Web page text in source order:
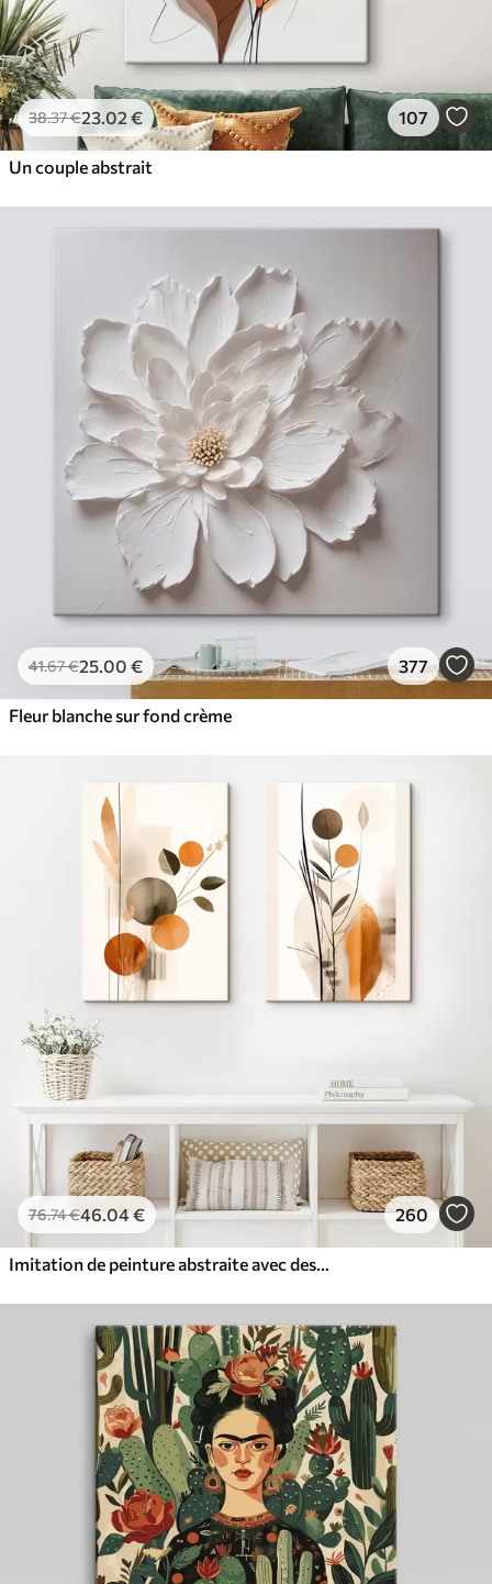
38.37€23.02 € 107
Un couple abstrait
41.67€25.00 € 377
Fleur blanche sur fond crème
76.74€46.04€ 260
Imitation de peinture abstraite avec des cercles orange et gris, des feuilles et des branches, style moderne, effet aquarelle